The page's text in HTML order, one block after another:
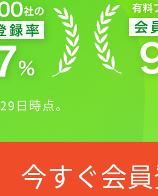
日時点。
今すぐ会